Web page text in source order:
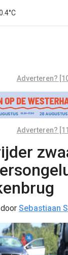
Adverteren?
Adverteren?
door Sebastiaan